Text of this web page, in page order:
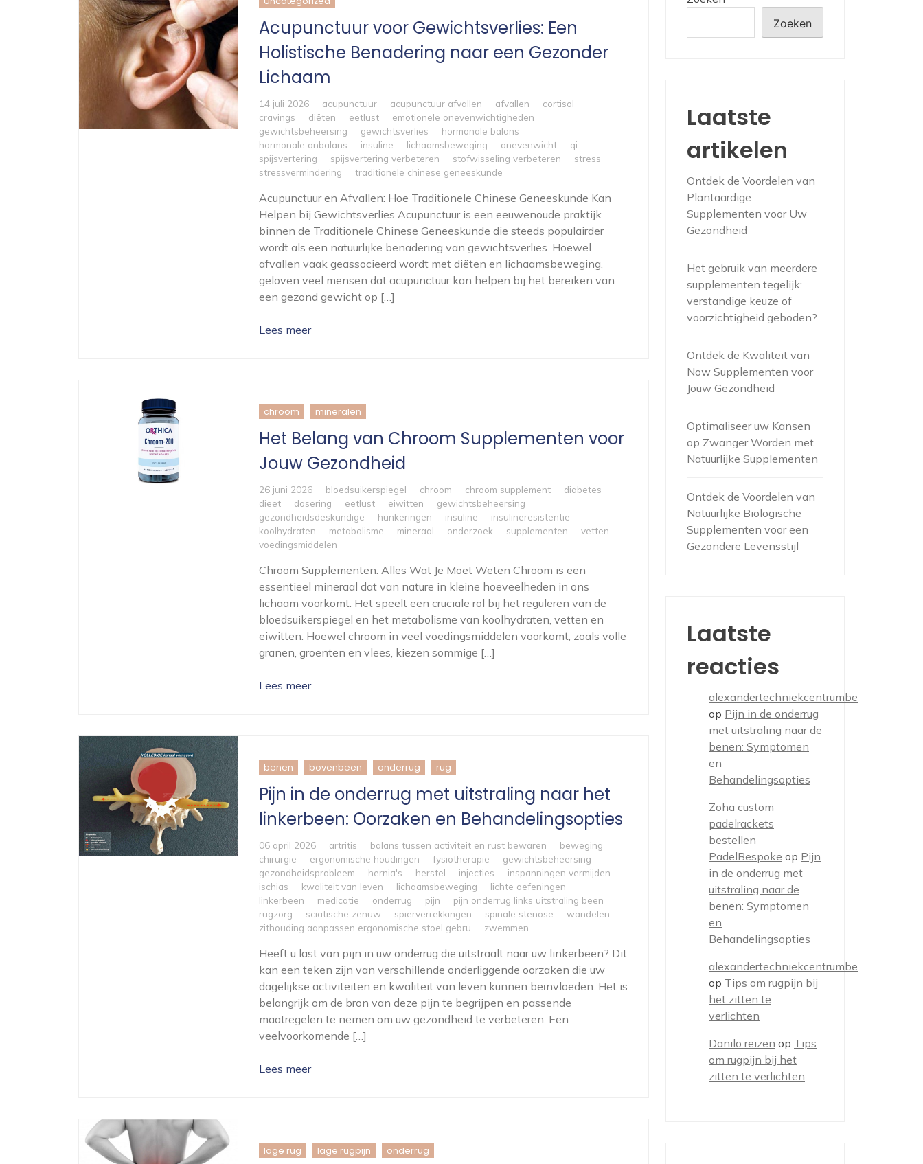
Acupunctuur voor Gewichtsverlies: Een
Holistische Benadering naar een Gezonder
Lichaam
14 juli 2026 acupunctuur acupunctuur afvallen afvallen
cortisol
cravings
diëten eetlust
emotionele onevenwichtigheden
gewichtsbeheersing
gewichtsverlies
hormonale balans
hormonale onbalans
insuline lichaamsbeweging onevenwicht
qi
spijsvertering
spijsvertering verbeteren stofwisseling verbeteren
stress
stressvermindering
traditionele chinese geneeskunde
Acupunctuur en Afvallen: Hoe Traditionele Chinese Geneeskunde Kan
Helpen bij Gewichtsverlies Acupunctuur is een eeuwenoude praktijk
binnen de Traditionele Chinese Geneeskunde die steeds populairder
wordt als een natuurlijke benadering van gewichtsverlies. Hoewel
afvallen vaak geassocieerd wordt met diëten en lichaamsbeweging,
geloven veel mensen dat acupunctuur kan helpen bij het bereiken van
een gezond gewicht op […]
Lees meer
chroom mineralen
Het Belang van Chroom Supplementen voor
Jouw Gezondheid
26 juni 2026 bloedsuikerspiegel chroom chroom supplement
diabetes
dieet
dosering eetlust eiwitten
gewichtsbeheersing
gezondheidsdeskundige
hunkeringen insuline
insulineresistentie
koolhydraten
metabolisme mineraal onderzoek supplementen
vetten
voedingsmiddelen
Chroom Supplementen: Alles Wat Je Moet Weten Chroom is een
essentieel mineraal dat van nature in kleine hoeveelheden in ons
lichaam voorkomt. Het speelt een cruciale rol bij het reguleren van de
bloedsuikerspiegel en het metabolisme van koolhydraten, vetten en
eiwitten. Hoewel chroom in veel voedingsmiddelen voorkomt, zoals volle
granen, groenten en vlees, kiezen sommige […]
Lees meer
benen bovenbeen onderrug rug
Pijn in de onderrug met uitstraling naar het
linkerbeen: Oorzaken en Behandelingsopties
06 april 2026 artritis balans tussen activiteit en rust bewaren
beweging
chirurgie
ergonomische houdingen fysiotherapie
gewichtsbeheersing
gezondheidsprobleem
hernia's herstel injecties
inspanningen vermijden
ischias
kwaliteit van leven lichaamsbeweging
lichte oefeningen
linkerbeen
medicatie onderrug pijn
pijn onderrug links uitstraling been
rugzorg
sciatische zenuw spierverrekkingen spinale stenose
wandelen
zithouding aanpassen ergonomische stoel gebru
zwemmen
Heeft u last van pijn in uw onderrug die uitstraalt naar uw linkerbeen? Dit
kan een teken zijn van verschillende onderliggende oorzaken die uw
dagelijkse activiteiten en kwaliteit van leven kunnen beïnvloeden. Het is
belangrijk om de bron van deze pijn te begrijpen en passende
maatregelen te nemen om uw gezondheid te verbeteren. Een
veelvoorkomende […]
Lees meer
lage rug lage rugpijn onderrug
Zoeken
Laatste
artikelen
Ontdek de Voordelen van
Plantaardige
Supplementen voor Uw
Gezondheid
Het gebruik van meerdere
supplementen tegelijk:
verstandige keuze of
voorzichtigheid geboden?
Ontdek de Kwaliteit van
Now Supplementen voor
Jouw Gezondheid
Optimaliseer uw Kansen
op Zwanger Worden met
Natuurlijke Supplementen
Ontdek de Voordelen van
Natuurlijke Biologische
Supplementen voor een
Gezondere Levensstijl
Laatste
reacties
alexandertechniekcentrumbe
op Pijn in de onderrug
met uitstraling naar de
benen: Symptomen
en
Behandelingsopties
Zoha custom
padelrackets
bestellen
PadelBespoke op Pijn
in de onderrug met
uitstraling naar de
benen: Symptomen
en
Behandelingsopties
alexandertechniekcentrumbe
op Tips om rugpijn bij
het zitten te
verlichten
Danilo reizen op Tips
om rugpijn bij het
zitten te verlichten